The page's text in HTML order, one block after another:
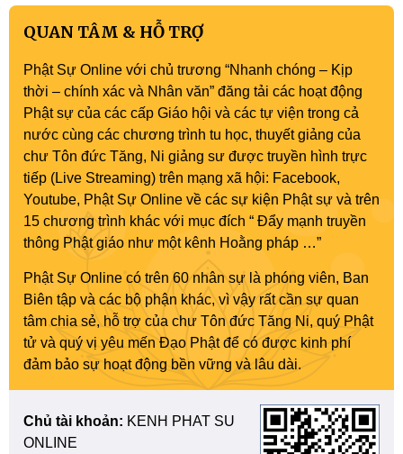
QUAN TÂM & HỖ TRỢ
Phật Sự Online với chủ trương “Nhanh chóng – Kịp
thời – chính xác và Nhân văn” đăng tải các hoạt động
Phật sự của các cấp Giáo hội và các tự viện trong cả
nước cùng các chương trình tu học, thuyết giảng của
chư Tôn đức Tăng, Ni giảng sư được truyền hình trực
tiếp (Live Streaming) trên mạng xã hội: Facebook,
Youtube, Phật Sự Online về các sự kiện Phật sự và trên
15 chương trình khác với mục đích “ Đẩy mạnh truyền
thông Phật giáo như một kênh Hoằng pháp …”
Phật Sự Online có trên 60 nhân sự là phóng viên, Ban
Biên tập và các bộ phận khác, vì vậy rất cần sự quan
tâm chia sẻ, hỗ trợ của chư Tôn đức Tăng Ni, quý Phật
tử và quý vị yêu mến Đạo Phật để có được kinh phí
đảm bảo sự hoạt động bền vững và lâu dài.
Chủ tài khoản: KENH PHAT SU
ONLINE